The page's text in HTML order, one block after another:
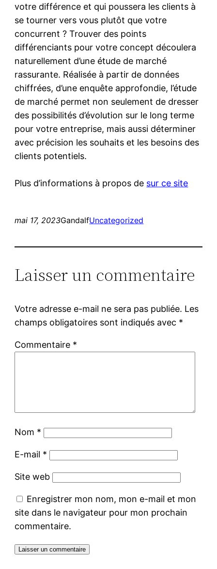
votre différence et qui poussera les clients à
se tourner vers vous plutôt que votre
concurrent ? Trouver des points
différenciants pour votre concept découlera
naturellement d’une étude de marché
rassurante. Réalisée à partir de données
chiffrées, d’une enquête approfondie, l’étude
de marché permet non seulement de dresser
des possibilités d’évolution sur le long terme
pour votre entreprise, mais aussi déterminer
avec précision les souhaits et les besoins des
clients potentiels.
Plus d’informations à propos de sur ce site
mai 17, 2023GandalfUncategorized
Laisser un commentaire
Votre adresse e-mail ne sera pas publiée. Les
champs obligatoires sont indiqués avec *
Commentaire *
Nom *
E-mail *
Site web
Enregistrer mon nom, mon e-mail et mon
site dans le navigateur pour mon prochain
commentaire.